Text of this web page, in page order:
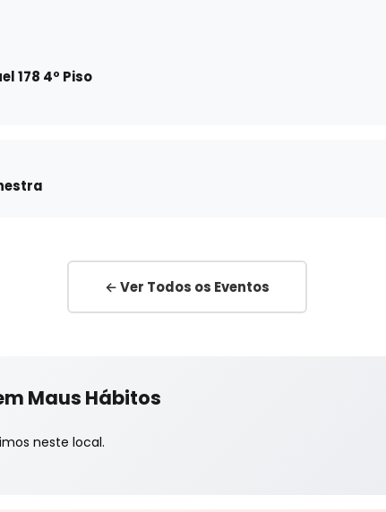
178 4º Piso
← Ver Todos os Eventos
Maus Hábitos
neste local.